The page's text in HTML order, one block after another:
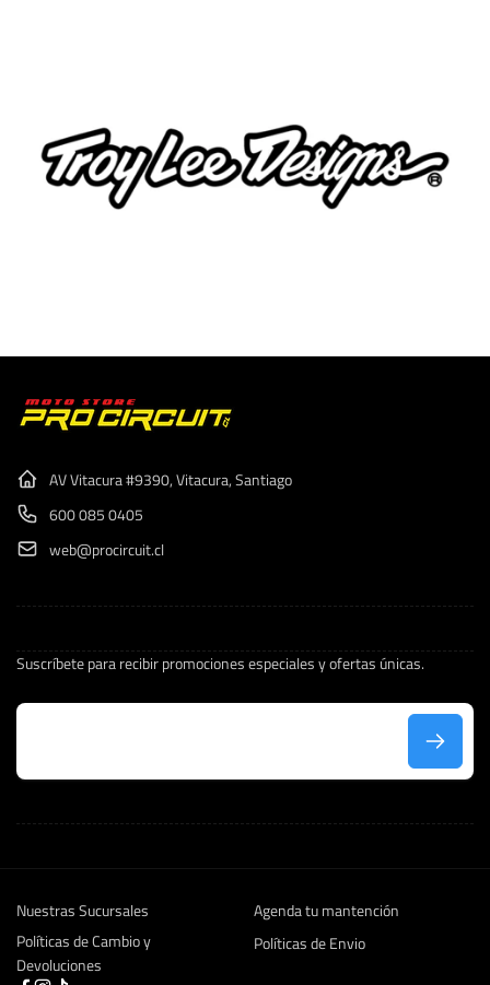
AV Vitacura #9390, Vitacura, Santiago
600 085 0405
web@procircuit.cl
Suscríbete para recibir promociones especiales y ofertas únicas.
C
o
e
l
Nuestras Sucursales
Agenda tu mantención
Políticas de Cambio y
Devoluciones
Políticas de Envio